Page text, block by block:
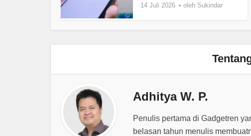
14 Juli 2026 oleh Sukindar
Adhitya W. P.
Penulis pertama di Gadgetren
belasan tahun menulis